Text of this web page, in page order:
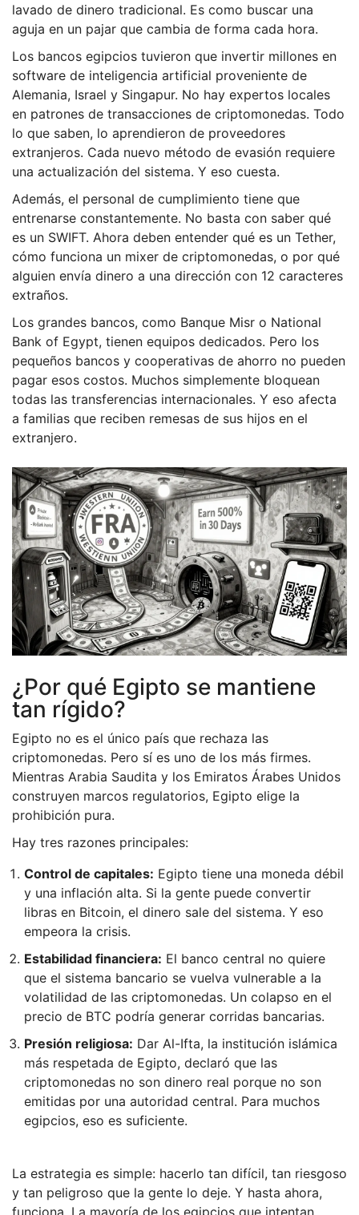
lavado de dinero tradicional. Es como buscar una
aguja en un pajar que cambia de forma cada hora.
Los bancos egipcios tuvieron que invertir millones en
software de inteligencia artificial proveniente de
Alemania, Israel y Singapur. No hay expertos locales
en patrones de transacciones de criptomonedas. Todo
lo que saben, lo aprendieron de proveedores
extranjeros. Cada nuevo método de evasión requiere
una actualización del sistema. Y eso cuesta.
Además, el personal de cumplimiento tiene que
entrenarse constantemente. No basta con saber qué
es un SWIFT. Ahora deben entender qué es un Tether,
cómo funciona un mixer de criptomonedas, o por qué
alguien envía dinero a una dirección con 12 caracteres
extraños.
Los grandes bancos, como Banque Misr o National
Bank of Egypt, tienen equipos dedicados. Pero los
pequeños bancos y cooperativas de ahorro no pueden
pagar esos costos. Muchos simplemente bloquean
todas las transferencias internacionales. Y eso afecta
a familias que reciben remesas de sus hijos en el
extranjero.
¿Por qué Egipto se mantiene
tan rígido?
Egipto no es el único país que rechaza las
criptomonedas. Pero sí es uno de los más firmes.
Mientras Arabia Saudita y los Emiratos Árabes Unidos
construyen marcos regulatorios, Egipto elige la
prohibición pura.
Hay tres razones principales:
Control de capitales: Egipto tiene una moneda débil
y una inflación alta. Si la gente puede convertir
libras en Bitcoin, el dinero sale del sistema. Y eso
empeora la crisis.
Estabilidad financiera: El banco central no quiere
que el sistema bancario se vuelva vulnerable a la
volatilidad de las criptomonedas. Un colapso en el
precio de BTC podría generar corridas bancarias.
Presión religiosa: Dar Al-Ifta, la institución islámica
más respetada de Egipto, declaró que las
criptomonedas no son dinero real porque no son
emitidas por una autoridad central. Para muchos
egipcios, eso es suficiente.
La estrategia es simple: hacerlo tan difícil, tan riesgoso
y tan peligroso que la gente lo deje. Y hasta ahora,